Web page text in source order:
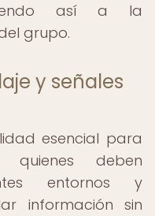
así a la
grupo.
y señales
esencial para
quienes deben
entornos y
información sin